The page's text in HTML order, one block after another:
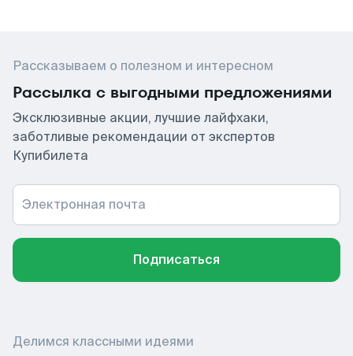
Рассказываем о полезном и интересном
Рассылка с выгодными предложениями
Эксклюзивные акции, лучшие лайфхаки,
заботливые рекомендации от экспертов
Купибилета
Электронная почта
Подписаться
Делимся классными идеями